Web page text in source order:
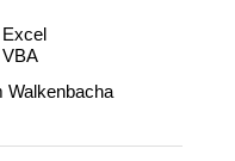
Excel
VBA
Walkenbacha